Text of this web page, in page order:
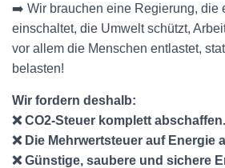
➡️ Wir brauchen eine Regierung, die
einschaltet, die Umwelt schützt,
vor allem die Menschen entlastet,
belasten!
Wir fordern deshalb:
❌ CO2-Steuer komplett abschaffen.
❌ Die Mehrwertsteuer auf Energie
❌ Günstige, saubere und sichere